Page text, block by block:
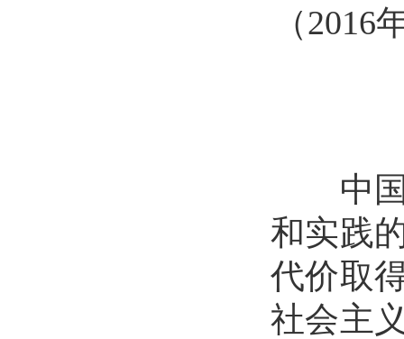
（2016
中国
和实践
代价取
社会主